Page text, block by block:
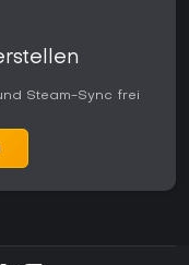
Steam-Sync frei